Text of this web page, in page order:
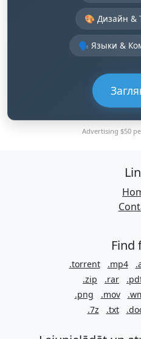
🎨 Дизайн &
🗣️ Языки &
Advertising $50
Find
.torrent .mp4
.zip
.rar
.png
.mov
.7z
.txt